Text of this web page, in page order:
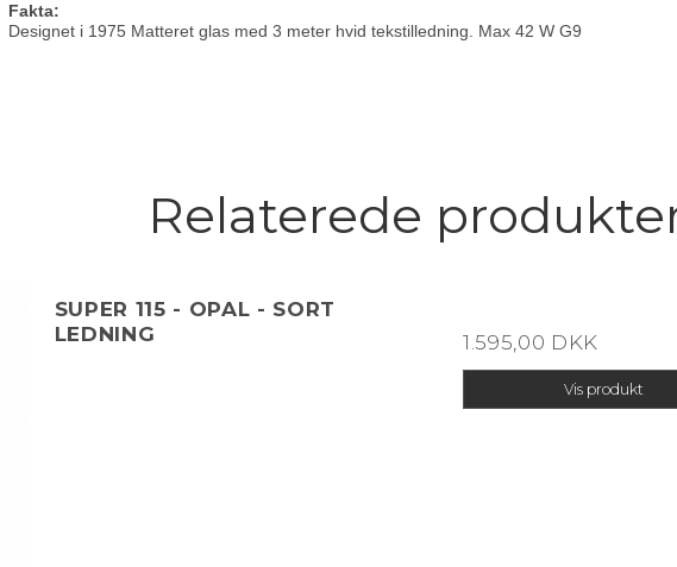
Fakta:
Designet i 1975 Matteret glas med 3 meter hvid tekstilledning. Max 42 W G9
Relaterede
SUPER 115 - OPAL - SORT
LEDNING
1.595,00 DKK
Vis produkt